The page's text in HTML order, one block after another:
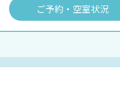
ご予約・空室状況